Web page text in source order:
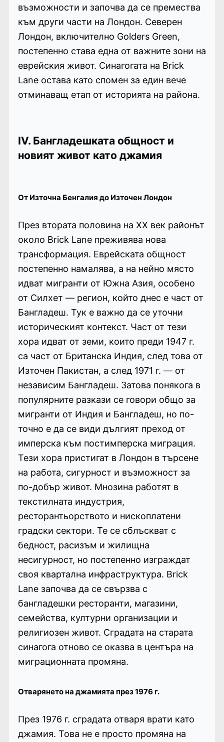
възможности и започва да се премества
към други части на Лондон. Северен
Лондон, включително Golders Green,
постепенно става една от важните зони на
еврейския живот. Синагогата на Brick
Lane остава като спомен за един вече
отминаващ етап от историята на района.
IV. Бангладешката общност и
новият живот като джамия
От Източна Бенгалия до Източен Лондон
През втората половина на XX век районът
около Brick Lane преживява нова
трансформация. Еврейската общност
постепенно намалява, а на нейно място
идват мигранти от Южна Азия, особено
от Силхет — регион, който днес е част от
Бангладеш. Тук е важно да се уточни
историческият контекст. Част от тези
хора идват от земи, които преди 1947 г.
са част от Британска Индия, след това от
Източен Пакистан, а след 1971 г. — от
независим Бангладеш. Затова понякога в
популярните разкази се говори общо за
мигранти от Индия и Бангладеш, но по-
точно е да се види дългият преход от
имперска към постимперска миграция.
Тези хора пристигат в Лондон в търсене
на работа, сигурност и възможност за
по-добър живот. Мнозина работят в
текстилната индустрия,
ресторантьорството и нископлатени
градски сектори. Те се сблъскват с
бедност, расизъм и жилищна
несигурност, но постепенно изграждат
своя квартална инфраструктура. Brick
Lane започва да се свързва с
бангладешки ресторанти, магазини,
семейства, културни организации и
религиозен живот. Сградата на старата
синагога отново се оказва в центъра на
миграционната промяна.
Отварянето на джамията през 1976 г.
През 1976 г. сградата отваря врати като
джамия. Това не е просто промяна на